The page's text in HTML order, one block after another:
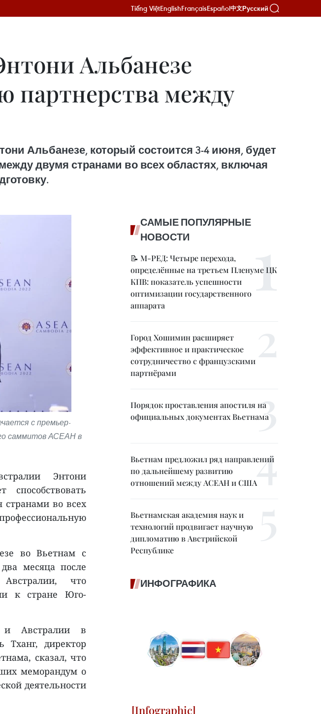
Tiếng ViệtEnglishFrançaisEspañol中文Русский
Альбанезе
партнерства между
Альбанезе, который состоится 3-4 июня, будет
двумя странами во всех областях, включая
с премьер-
саммитов АСЕАН в
Энтони
во всех
во Вьетнам с
месяца после
Австралии, что
к стране Юго-
и Австралии в
Тханг, директор
сказал, что
меморандум о
деятельности
САМЫЕ ПОПУЛЯРНЫЕ
НОВОСТИ
📝 М-РЕД: Четыре перехода,
определённые на третьем Пленуме ЦК
КПВ: показатель успешности
оптимизации государственного
аппарата
Город Хошимин расширяет
эффективное и практическое
сотрудничество с французскими
партнёрами
Порядок проставления апостиля на
официальных документах Вьетнама
Вьетнам предложил ряд направлений
по дальнейшему развитию
отношений между АСЕАН и США
Вьетнамская академия наук и
технологий продвигает научную
дипломатию в Австрийской
Республике
ИНФОГРАФИКА